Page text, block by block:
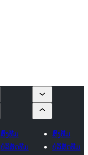
ສົ່ງທີມ
ບໍລິສັດທີມ
ສົ່ງທີມ
ບໍລິສັດທີມ